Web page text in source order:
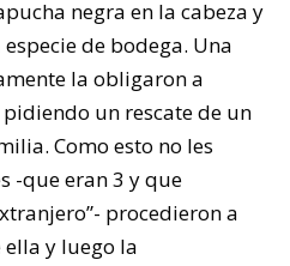
negra en la cabeza y
de bodega. Una
la obligaron a
un rescate de un
Como esto no les
-que eran 3 y que
procedieron a
y luego la